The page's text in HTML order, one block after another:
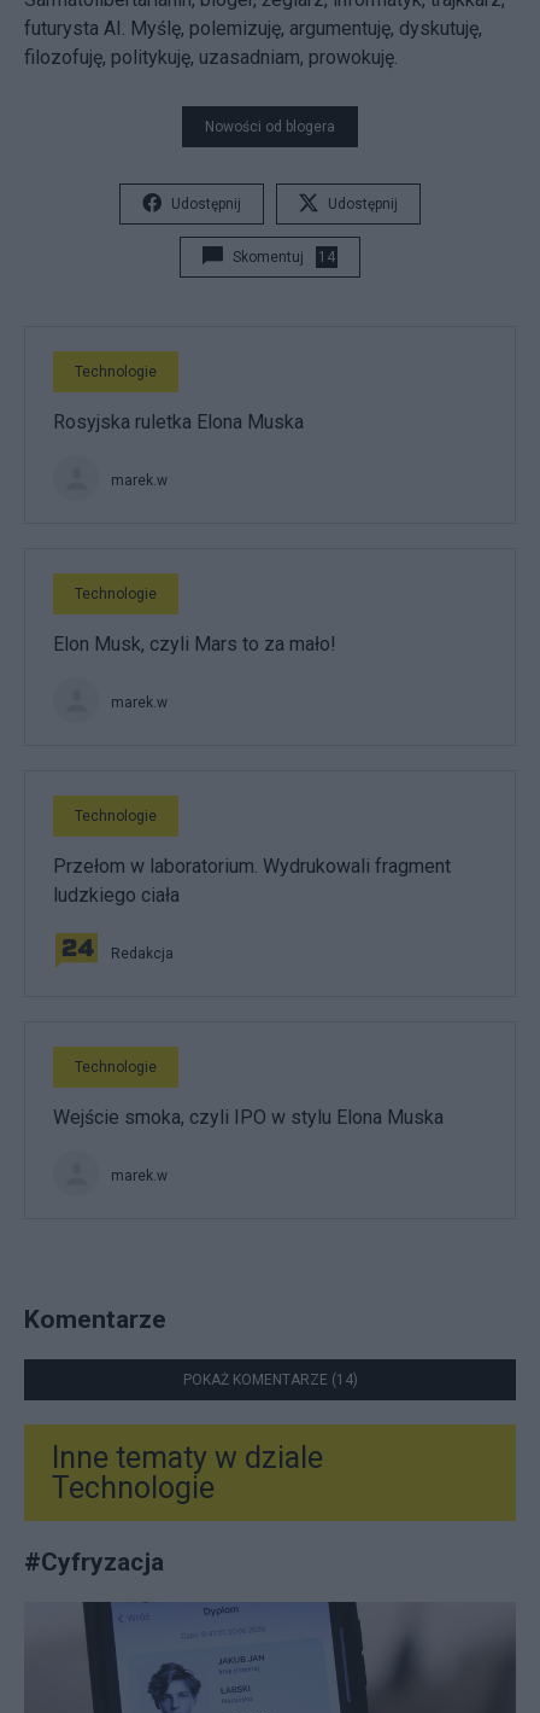
futurysta AI. Myślę, polemizuję, argumentuję, dyskutuję,
filozofuję, politykuję, uzasadniam, prowokuję.
Nowości od blogera
Udostępnij Udostępnij
Skomentuj 14
Technologie
Rosyjska ruletka Elona Muska
marek.w
Technologie
Elon Musk, czyli Mars to za mało!
marek.w
Technologie
Przełom w laboratorium. Wydrukowali fragment
ludzkiego ciała
Redakcja
Technologie
Wejście smoka, czyli IPO w stylu Elona Muska
marek.w
Komentarze
POKAŻ KOMENTARZE (14)
Inne tematy w dziale
Technologie
#Cyfryzacja